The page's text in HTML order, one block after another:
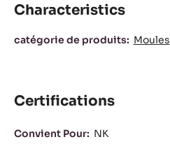
Characteristics
Characteristics
catégorie de produits: Moules
Certifications
Convient Pour: NK